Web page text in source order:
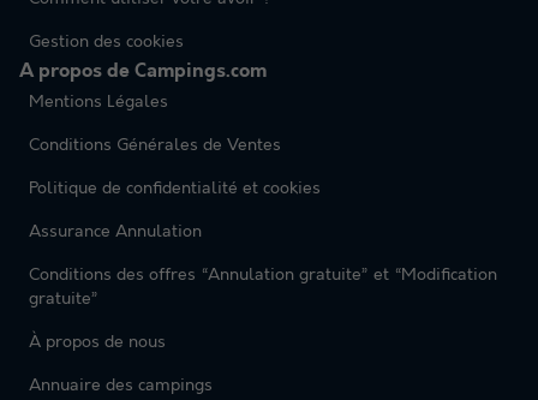
Gestion des cookies
A propos de Campings.com
Mentions Légales
Conditions Générales de Ventes
Politique de confidentialité et cookies
Assurance Annulation
Conditions des offres “Annulation gratuite” et “Modification
gratuite”
À propos de nous
Annuaire des campings